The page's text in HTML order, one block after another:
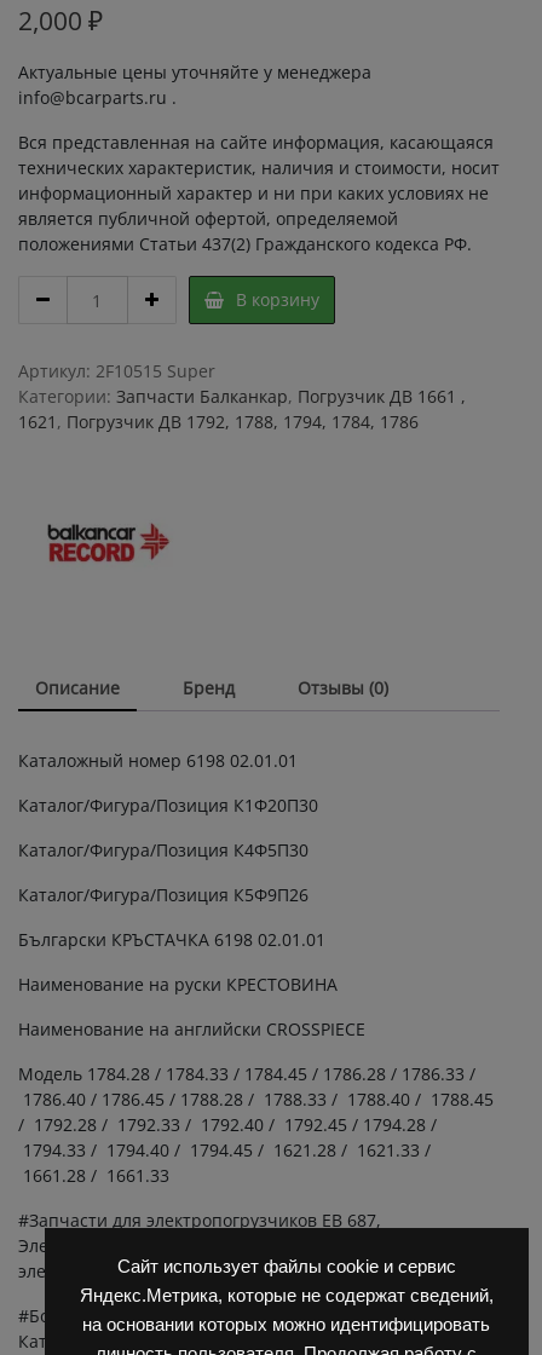
Сайт использует файлы cookie и сервис
Яндекс.Метрика, которые не содержат сведений,
на основании которых можно идентифицировать
2,000 ₽
Актуальные цены уточняйте у менеджера
info@bcarparts.ru .
Вся представленная на сайте информация, касающаяся
технических характеристик, наличия и стоимости, носит
информационный характер и ни при каких условиях не
является публичной офертой, определяемой
положениями Статьи 437(2) Гражданского кодекса РФ.
Крестовина
6198
/
ДВ
1792
ведущего
моста
В корзину
Артикул: 2F10515 Super
Категории: Запчасти Балканкар, Погрузчик ДВ 1661 ,
1621 , Погрузчик ДВ 1792, 1788, 1794, 1784, 1786
Описание Бренд Отзывы (0)
Каталожный номер 6198 02.01.01
Каталог/Фигура/Позиция К1Ф20П30
Каталог/Фигура/Позиция К4Ф5П30
Каталог/Фигура/Позиция К5Ф9П26
Български КРЪСТАЧКА 6198 02.01.01
Наименование на руски КРЕСТОВИНА
Наименование на английски CROSSPIECE
Модель 1784.28 / 1784.33 / 1784.45 / 1786.28 / 1786.33 /
1786.40 / 1786.45 / 1788.28 / 1788.33 / 1788.40 / 1788.45
/ 1792.28 / 1792.33 / 1792.40 / 1792.45 / 1794.28 /
1794.33 / 1794.40 / 1794.45 / 1621.28 / 1621.33 /
1661.28 / 1661.33
#Запчасти для электропогрузчиков ЕВ 687,
Электропогрузчик EВ 687, запчасти для
электропогрузчиков,запчасти ЕВ 687.
#Болгарские автопогрузчики ДВ 1784, ДВ 1792, ДВ1798
Каталог